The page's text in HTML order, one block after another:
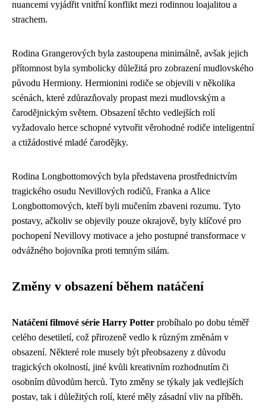
nuancemi vyjádřit vnitřní konflikt mezi rodinnou loajalitou a
strachem.
Rodina Grangerových byla zastoupena minimálně, avšak jejich
přítomnost byla symbolicky důležitá pro zobrazení mudlovského
původu Hermiony. Hermionini rodiče se objevili v několika
scénách, které zdůrazňovaly propast mezi mudlovským a
čarodějnickým světem. Obsazení těchto vedlejších rolí
vyžadovalo herce schopné vytvořit věrohodné rodiče inteligentní
a ctižádostivé mladé čarodějky.
Rodina Longbottomových byla představena prostřednictvím
tragického osudu Nevillových rodičů, Franka a Alice
Longbottomových, kteří byli mučením zbaveni rozumu. Tyto
postavy, ačkoliv se objevily pouze okrajově, byly klíčové pro
pochopení Nevillovy motivace a jeho postupné transformace v
odvážného bojovníka proti temným silám.
Změny v obsazení během natáčení
Natáčení filmové série Harry Potter probíhalo po dobu téměř
celého desetiletí, což přirozeně vedlo k různým změnám v
obsazení. Některé role musely být přeobsazeny z důvodu
tragických okolností, jiné kvůli kreativním rozhodnutím či
osobním důvodům herců. Tyto změny se týkaly jak vedlejších
postav, tak i důležitých rolí, které měly zásadní vliv na příběh.